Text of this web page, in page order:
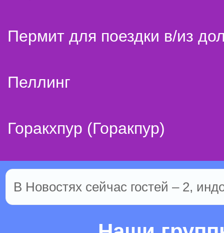
Пермит для поездки в/из
Пеллинг
Горакхпур (Горакпур)
В Новостях сейчас гостей – 2,